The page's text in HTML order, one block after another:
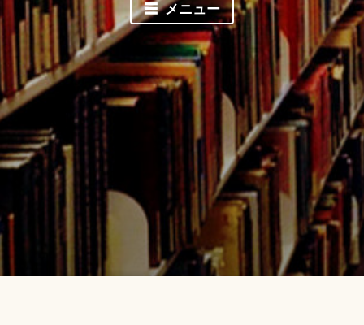
メニュー